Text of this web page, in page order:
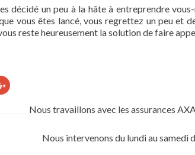
décidé un peu à la hâte à entreprendre
vous êtes lancé, vous regrettez un peu et
reste heureusement la solution de faire
Cliquez
pour
Google+Nous travaillons avec les assurances
Nous intervenons du lundi au samedi